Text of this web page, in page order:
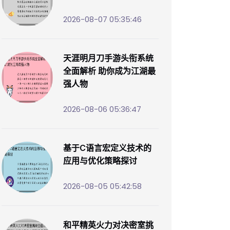
2026-08-07 05:35:46
天涯明月刀手游头衔系统
全面解析 助你成为江湖最
强人物
2026-08-06 05:36:47
基于C语言宏定义技术的
应用与优化策略探讨
2026-08-05 05:42:58
和平精英火力对决密室挑